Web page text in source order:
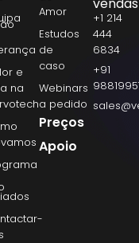
e
na
Amor
Estudos
de
caso
Webinars
a pedido
Preços
Apoio
vendas
+1 214
444
6834
+91